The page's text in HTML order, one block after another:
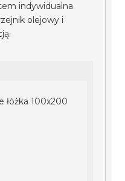
indywidualna
olejowy i
łóżka 100x200